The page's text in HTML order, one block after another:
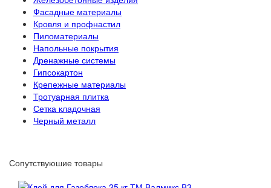
Фасадные материалы
Кровля и профнастил
Пиломатериалы
Напольные покрытия
Дренажные системы
Гипсокартон
Крепежные материалы
Тротуарная плитка
Сетка кладочная
Черный металл
Сопутствуюшие товары